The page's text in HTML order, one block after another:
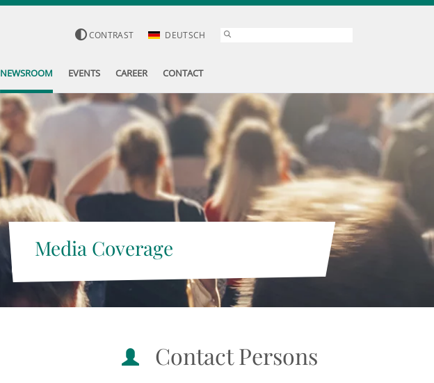
CONTRAST DEUTSCH
NEWSROOM EVENTS CAREER CONTACT
Media Coverage
Contact Persons